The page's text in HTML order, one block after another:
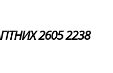
2605 2238